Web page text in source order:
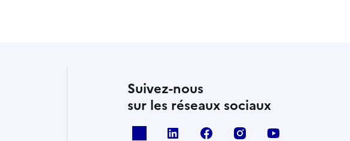
Suivez-nous
sur les réseaux sociaux
linkedin facebook instagram